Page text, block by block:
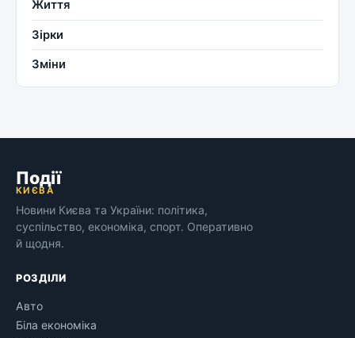
Життя
Зірки
Зміни
Події
КИЄВА
Новини Києва та України: політика,
суспільство, економіка, спорт. Оперативно
й щодня.
РОЗДІЛИ
Авто
Біла економіка